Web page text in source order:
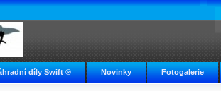
díly Swift ® Novinky Fotogalerie